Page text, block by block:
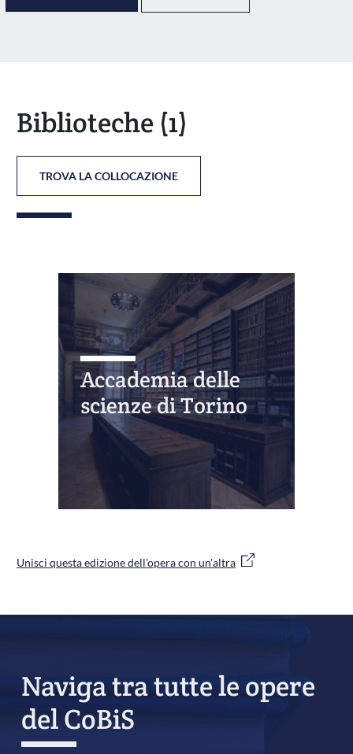
Biblioteche (1)
TROVA LA COLLOCAZIONE
Accademia delle
scienze di Torino
Unisci questa edizione dell'opera con un'altra
Naviga tra tutte le opere
del CoBiS